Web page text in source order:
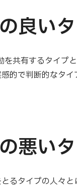
良い
を共有するタイプ
的で判断的なタ
悪い
るタイプの人々